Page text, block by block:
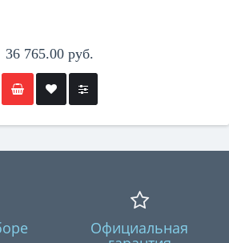
36 765.00 руб.
Официальная